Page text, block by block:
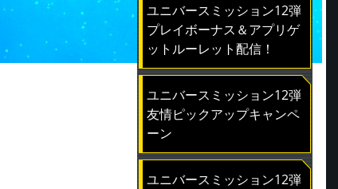
ユニバースミッション12弾
プレイボーナス＆アプリゲ
ットルーレット配信！
ユニバースミッション12弾
友情ピックアップキャンペ
ーン
ユニバースミッション12弾